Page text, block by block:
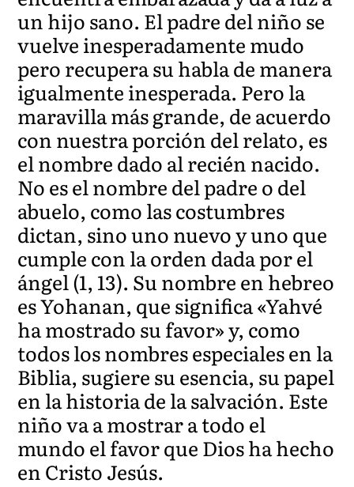
un hijo sano. El padre del niño se
vuelve inesperadamente mudo
pero recupera su habla de manera
igualmente inesperada. Pero la
maravilla más grande, de acuerdo
con nuestra porción del relato, es
el nombre dado al recién nacido.
No es el nombre del padre o del
abuelo, como las costumbres
dictan, sino uno nuevo y uno que
cumple con la orden dada por el
ángel (1, 13). Su nombre en hebreo
es Yohanan, que significa «Yahvé
ha mostrado su favor» y, como
todos los nombres especiales en la
Biblia, sugiere su esencia, su papel
en la historia de la salvación. Este
niño va a mostrar a todo el
mundo el favor que Dios ha hecho
en Cristo Jesús.